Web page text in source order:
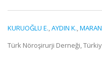
KURUOĞLU E.,AYDIN K.,
Türk Nöroşirurji Derneği,